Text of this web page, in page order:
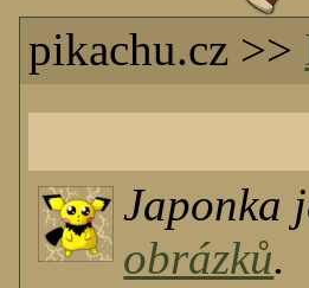
pikachu.cz >>
Japonka
obrázků.